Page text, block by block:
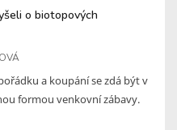
o biotopových
a koupání se zdá být v
formou venkovní zábavy.